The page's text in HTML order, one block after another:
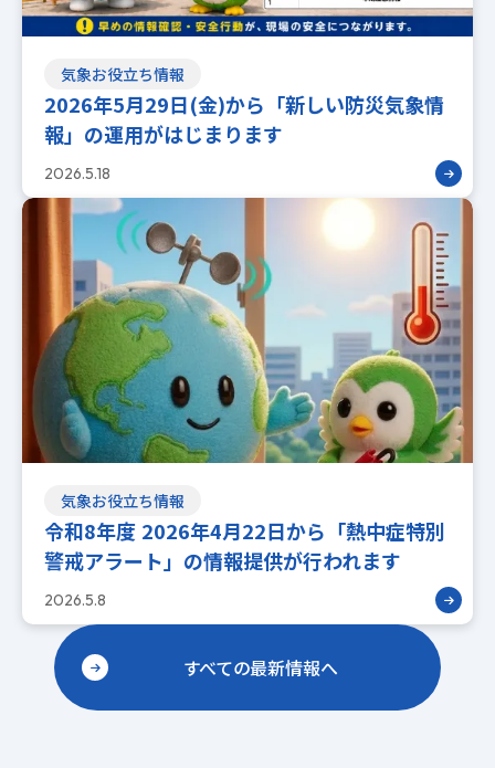
気象お役立ち情報
2026年5月29日(金)から「新しい防災気象情
報」の運用がはじまります
2026.5.18
気象お役立ち情報
令和8年度 2026年4月22日から「熱中症特別
警戒アラート」の情報提供が行われます
2026.5.8
すべての最新情報へ